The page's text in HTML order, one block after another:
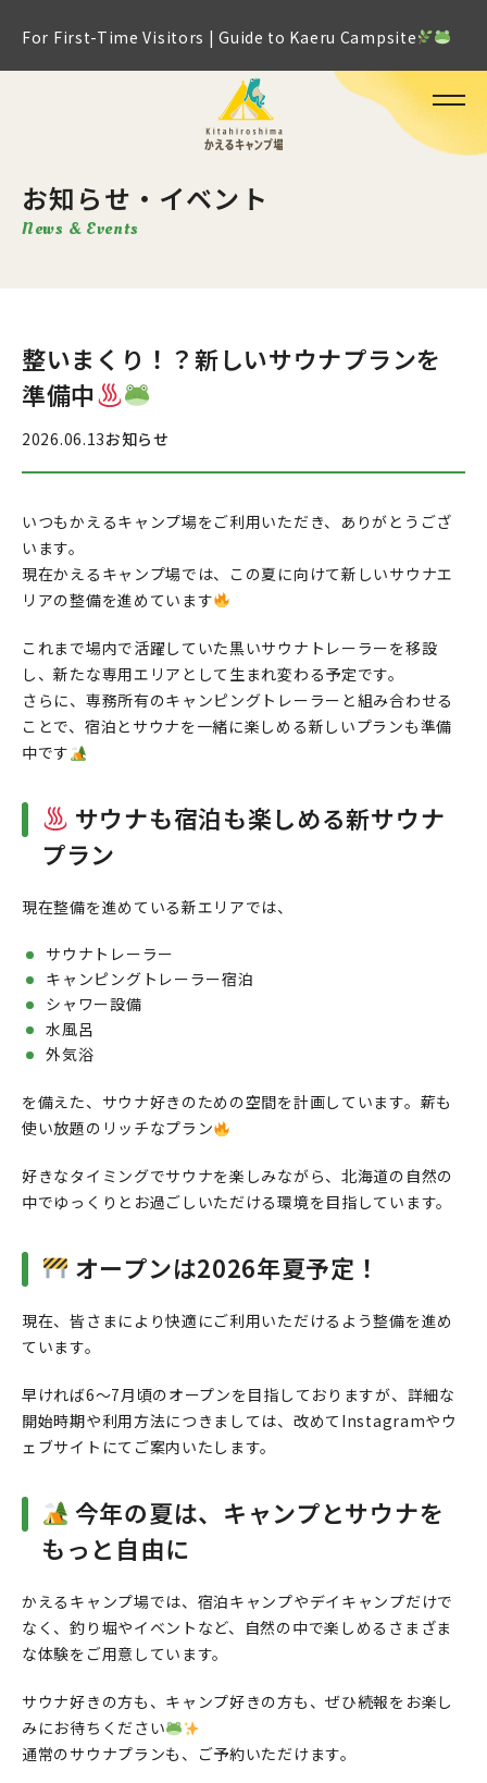
For First-Time Visitors | Guide to Kaeru Campsite
お知らせ・イベント
News & Events
整いまくり！？新しいサウナプランを
準備中
2026.06.13お知らせ
いつもかえるキャンプ場をご利用いただき、ありがとうござ
います。
現在かえるキャンプ場では、この夏に向けて新しいサウナエ
リアの整備を進めています
これまで場内で活躍していた黒いサウナトレーラーを移設
し、新たな専用エリアとして生まれ変わる予定です。
さらに、専務所有のキャンピングトレーラーと組み合わせる
ことで、宿泊とサウナを一緒に楽しめる新しいプランも準備
中です
サウナも宿泊も楽しめる新サウナ
プラン
現在整備を進めている新エリアでは、
サウナトレーラー
キャンピングトレーラー宿泊
シャワー設備
水風呂
外気浴
を備えた、サウナ好きのための空間を計画しています。薪も
使い放題のリッチなプラン
好きなタイミングでサウナを楽しみながら、北海道の自然の
中でゆっくりとお過ごしいただける環境を目指しています。
オープンは2026年夏予定！
現在、皆さまにより快適にご利用いただけるよう整備を進め
ています。
早ければ6〜7月頃のオープンを目指しておりますが、詳細な
開始時期や利用方法につきましては、改めてInstagramやウ
ェブサイトにてご案内いたします。
今年の夏は、キャンプとサウナを
もっと自由に
かえるキャンプ場では、宿泊キャンプやデイキャンプだけで
なく、釣り堀やイベントなど、自然の中で楽しめるさまざま
な体験をご用意しています。
サウナ好きの方も、キャンプ好きの方も、ぜひ続報をお楽し
みにお待ちください
通常のサウナプランも、ご予約いただけます。